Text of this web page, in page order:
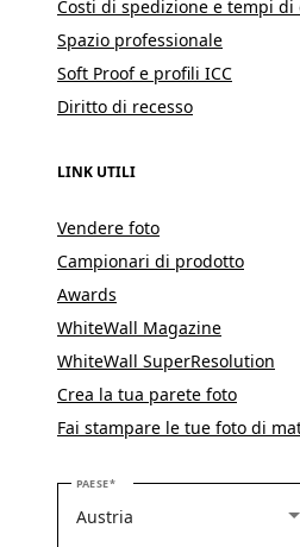
Costi di spedizione e tempi di
Spazio professionale
Soft Proof e profili ICC
Diritto di recesso
LINK UTILI
Vendere foto
Campionari di prodotto
Awards
WhiteWall Magazine
WhiteWall SuperResolution
Crea la tua parete foto
Fai stampare le tue foto di
PAESESELEZIONARE IL PROPRIO PAESE